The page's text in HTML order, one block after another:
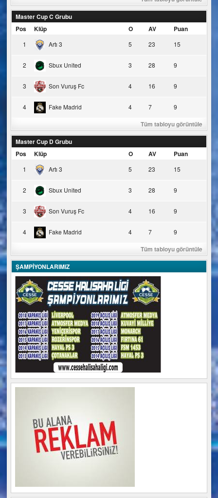
Master Cup C Grubu
Pos
Klüp O AV Puan
1 Artı 3 5 23 15
2 Sbux United 3 28 9
3 Son Vuruş Fc 4 16 9
4 Fake Madrid 4 7 9
Tüm tabloyu görüntüle
Master Cup D Grubu
Pos
Klüp O AV Puan
1 Artı 3 5 23 15
2 Sbux United 3 28 9
3 Son Vuruş Fc 4 16 9
4 Fake Madrid 4 7 9
Tüm tabloyu görüntüle
ŞAMPİYONLARIMIZ